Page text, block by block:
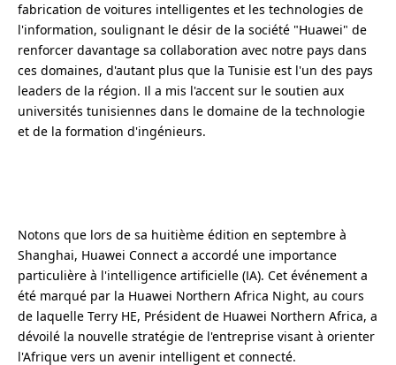
fabrication de voitures intelligentes et les technologies de
l'information, soulignant le désir de la société "Huawei" de
renforcer davantage sa collaboration avec notre pays dans
ces domaines, d'autant plus que la Tunisie est l'un des pays
leaders de la région. Il a mis l'accent sur le soutien aux
universités tunisiennes dans le domaine de la technologie
et de la formation d'ingénieurs.
Notons que lors de sa huitième édition en septembre à
Shanghai, Huawei Connect a accordé une importance
particulière à l'intelligence artificielle (IA). Cet événement a
été marqué par la Huawei Northern Africa Night, au cours
de laquelle Terry HE, Président de Huawei Northern Africa, a
dévoilé la nouvelle stratégie de l'entreprise visant à orienter
l'Afrique vers un avenir intelligent et connecté.